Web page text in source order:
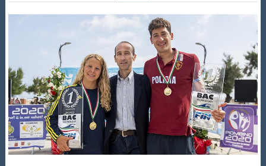
Fondo
Salvamento
Master
Formazione